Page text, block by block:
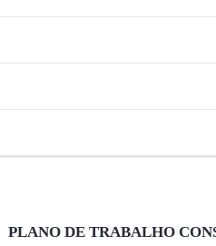
PLANO DE TRABALHO